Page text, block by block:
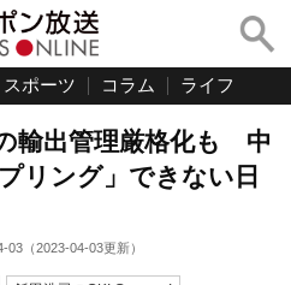
スポーツ コラム ライフ
輸出管理厳格化も 中
リング」できない日
03 （2023-04-03更新）